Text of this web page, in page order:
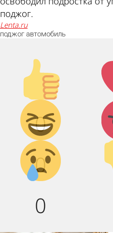
поджог.
lenta.ru
поджог автомобиль
Палец
вверх!
0
Дикий
смех!
0
Грусть :(
0